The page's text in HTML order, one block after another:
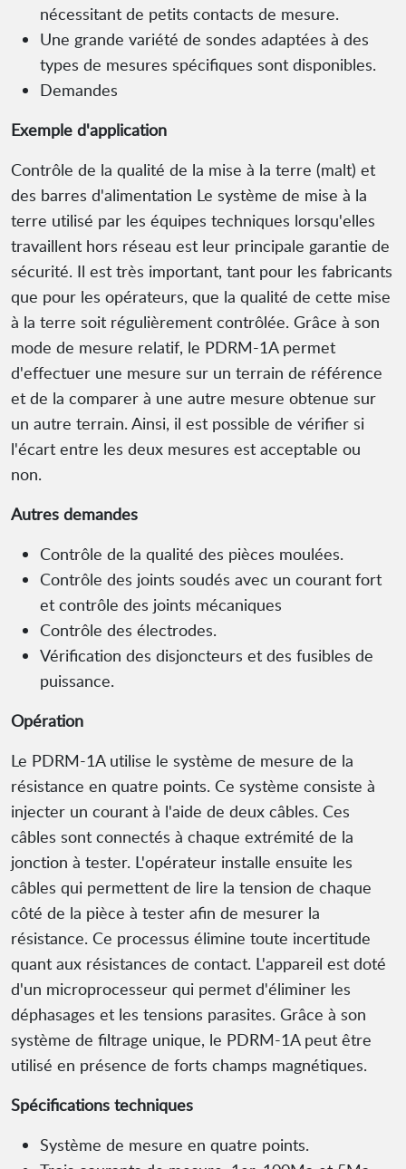
nécessitant de petits contacts de mesure.
Une grande variété de sondes adaptées à des
types de mesures spécifiques sont disponibles.
Demandes
Exemple d'application
Contrôle de la qualité de la mise à la terre (malt) et
des barres d'alimentation Le système de mise à la
terre utilisé par les équipes techniques lorsqu'elles
travaillent hors réseau est leur principale garantie de
sécurité. Il est très important, tant pour les fabricants
que pour les opérateurs, que la qualité de cette mise
à la terre soit régulièrement contrôlée. Grâce à son
mode de mesure relatif, le PDRM-1A permet
d'effectuer une mesure sur un terrain de référence
et de la comparer à une autre mesure obtenue sur
un autre terrain. Ainsi, il est possible de vérifier si
l'écart entre les deux mesures est acceptable ou
non.
Autres demandes
Contrôle de la qualité des pièces moulées.
Contrôle des joints soudés avec un courant fort
et contrôle des joints mécaniques
Contrôle des électrodes.
Vérification des disjoncteurs et des fusibles de
puissance.
Opération
Le PDRM-1A utilise le système de mesure de la
résistance en quatre points. Ce système consiste à
injecter un courant à l'aide de deux câbles. Ces
câbles sont connectés à chaque extrémité de la
jonction à tester. L'opérateur installe ensuite les
câbles qui permettent de lire la tension de chaque
côté de la pièce à tester afin de mesurer la
résistance. Ce processus élimine toute incertitude
quant aux résistances de contact. L'appareil est doté
d'un microprocesseur qui permet d'éliminer les
déphasages et les tensions parasites. Grâce à son
système de filtrage unique, le PDRM-1A peut être
utilisé en présence de forts champs magnétiques.
Spécifications techniques
Système de mesure en quatre points.